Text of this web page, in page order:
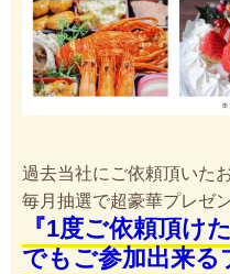
過去当社にご依頼頂いた
毎月抽選で超豪華プレゼ
『1度ご依頼頂け
でもご参加出来る